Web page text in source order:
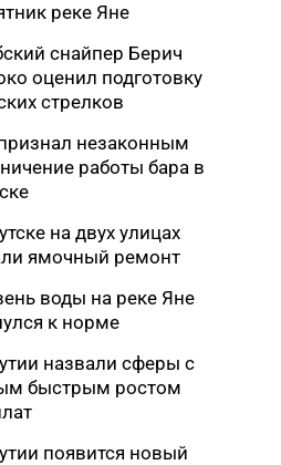
реке Яне
снайпер Берич
оценил подготовку
стрелков
незаконным
работы бара в
на двух улицах
ямочный ремонт
воды на реке Яне
к норме
назвали сферы с
быстрым ростом
появится новый